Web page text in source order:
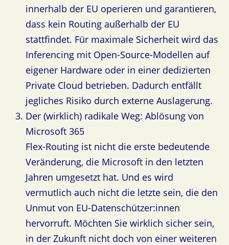
innerhalb der EU operieren und garantieren,
dass kein Routing außerhalb der EU
stattfindet. Für maximale Sicherheit wird das
Inferencing mit Open-Source-Modellen auf
eigener Hardware oder in einer dedizierten
Private Cloud betrieben. Dadurch entfällt
jegliches Risiko durch externe Auslagerung.
Der (wirklich) radikale Weg: Ablösung von
Microsoft 365
Flex-Routing ist nicht die erste bedeutende
Veränderung, die Microsoft in den letzten
Jahren umgesetzt hat. Und es wird
vermutlich auch nicht die letzte sein, die den
Unmut von EU-Datenschützer:innen
hervorruft. Möchten Sie wirklich sicher sein,
in der Zukunft nicht doch von einer weiteren